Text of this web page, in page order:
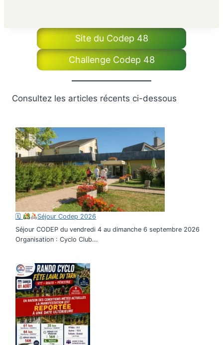
Site du Codep 48
Challenge Codep 48
Consultez les articles récents ci-dessous
🗓
Séjour Codep 2026
Séjour CODEP du vendredi 4 au dimanche 6 septembre 2026
Organisation : Cyclo Club...